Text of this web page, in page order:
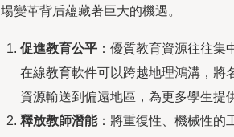
變革背后蘊藏著巨大的機遇。
促進教育公平 ：優質教育資源往往集
在線教育軟件可以跨越地理鴻溝，將
資源輸送到偏遠地區，為更多學生提
釋放教師潛能：將重復性、機械性的